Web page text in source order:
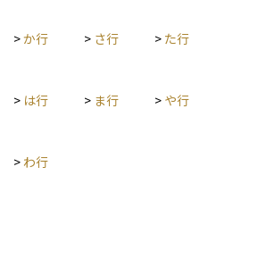
だるさなどの副作用が出ることがあり、適
>か行 > さ行 > た行
> は行 > ま行 > や行
> わ行